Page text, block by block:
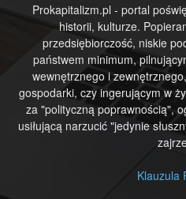
Prokapitalizm.pl - portal
historii, kulturze.
przedsiębiorczość, niskie
państwem minimum,
wewnętrznego i
gospodarki, czy ingerującym w
za "polityczną poprawnością",
usiłującą narzucić "jedynie
Klauzula